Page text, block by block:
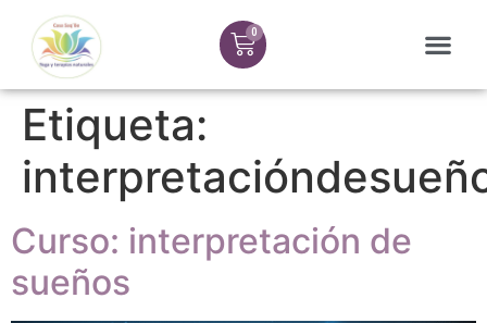
Etiqueta:
Curso: interpretación de
sueños